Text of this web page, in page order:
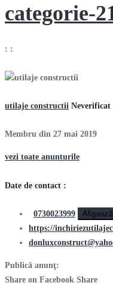
categorie-
: :
utilaje constructii Neverificat
Membru din 27 mai 2019
vezi toate anunturile
Date de contact :
0730023999
Afişează
https://
Publică anunţ:
Share on Facebook Share